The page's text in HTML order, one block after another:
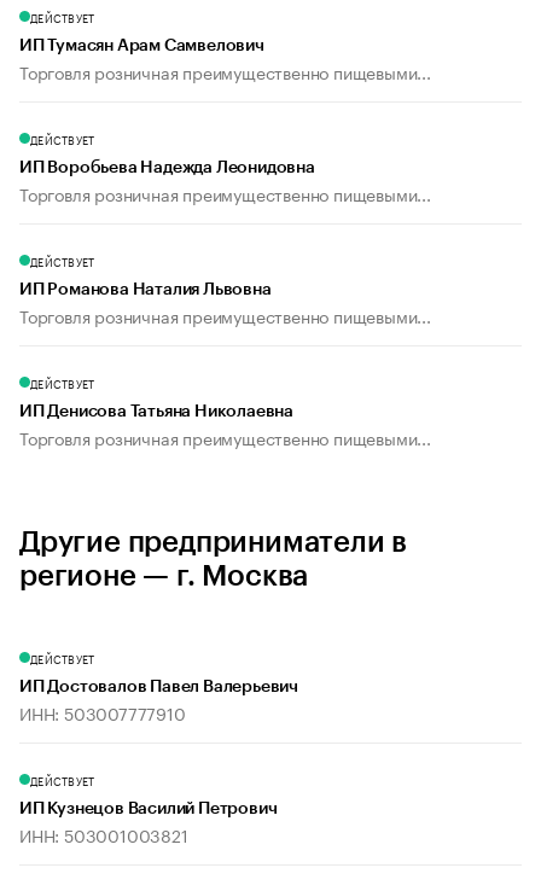
ДЕЙСТВУЕТ
ИП Тумасян Арам Самвелович
Торговля розничная преимущественно пищевыми...
ДЕЙСТВУЕТ
ИП Воробьева Надежда Леонидовна
Торговля розничная преимущественно пищевыми...
ДЕЙСТВУЕТ
ИП Романова Наталия Львовна
Торговля розничная преимущественно пищевыми...
ДЕЙСТВУЕТ
ИП Денисова Татьяна Николаевна
Торговля розничная преимущественно пищевыми...
Другие предприниматели в
регионе — г. Москва
ДЕЙСТВУЕТ
ИП Достовалов Павел Валерьевич
ИНН: 503007777910
ДЕЙСТВУЕТ
ИП Кузнецов Василий Петрович
ИНН: 503001003821